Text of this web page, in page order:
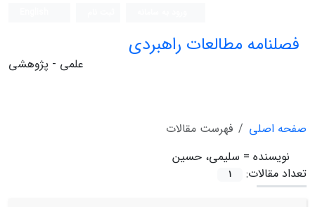
فصلنامه مطالعات راهبردی
علمی - پژوهشی
صفحه اصلی
فهرست مقالات
نویسنده = سلیمی، حسین
تعداد مقالات:
1